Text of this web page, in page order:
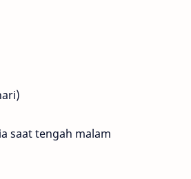
saat tengah malam